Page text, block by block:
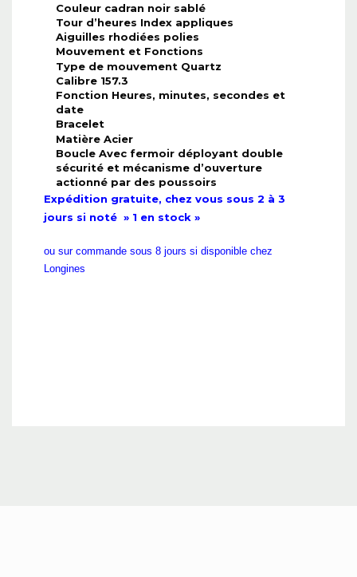
Couleur cadran noir sablé
Tour d’heures Index appliques
Aiguilles rhodiées polies
Mouvement et Fonctions
Type de mouvement Quartz
Calibre 157.3
Fonction Heures, minutes, secondes et
date
Bracelet
Matière Acier
Boucle Avec fermoir déployant double
sécurité et mécanisme d’ouverture
actionné par des poussoirs
Expédition gratuite, chez vous sous 2 à 3
jours si noté » 1 en stock »
ou sur commande sous 8 jours si disponible chez
Longines